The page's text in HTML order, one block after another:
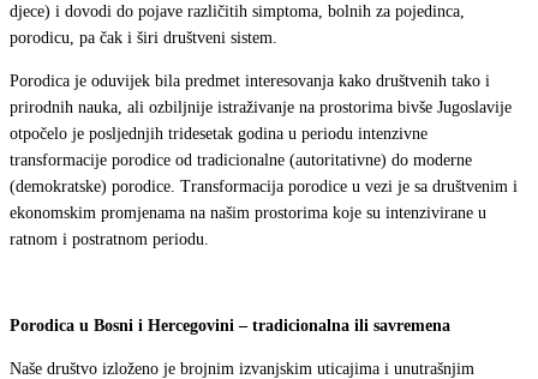
djece) i dovodi do pojave različitih simptoma, bolnih za pojedinca,
porodicu, pa čak i širi društveni sistem.
Porodica je oduvijek bila predmet interesovanja kako društvenih tako i
prirodnih nauka, ali ozbiljnije istraživanje na prostorima bivše Jugoslavije
otpočelo je posljednjih tridesetak godina u periodu intenzivne
transformacije porodice od tradicionalne (autoritativne) do moderne
(demokratske) porodice. Transformacija porodice u vezi je sa društvenim i
ekonomskim promjenama na našim prostorima koje su intenzivirane u
ratnom i postratnom periodu.
Porodica u Bosni i Hercegovini – tradicionalna ili savremena
Naše društvo izloženo je brojnim izvanjskim uticajima i unutrašnjim